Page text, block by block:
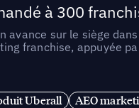
à 300
avance sur le siège
franchise, appuyée
Uberall AEO